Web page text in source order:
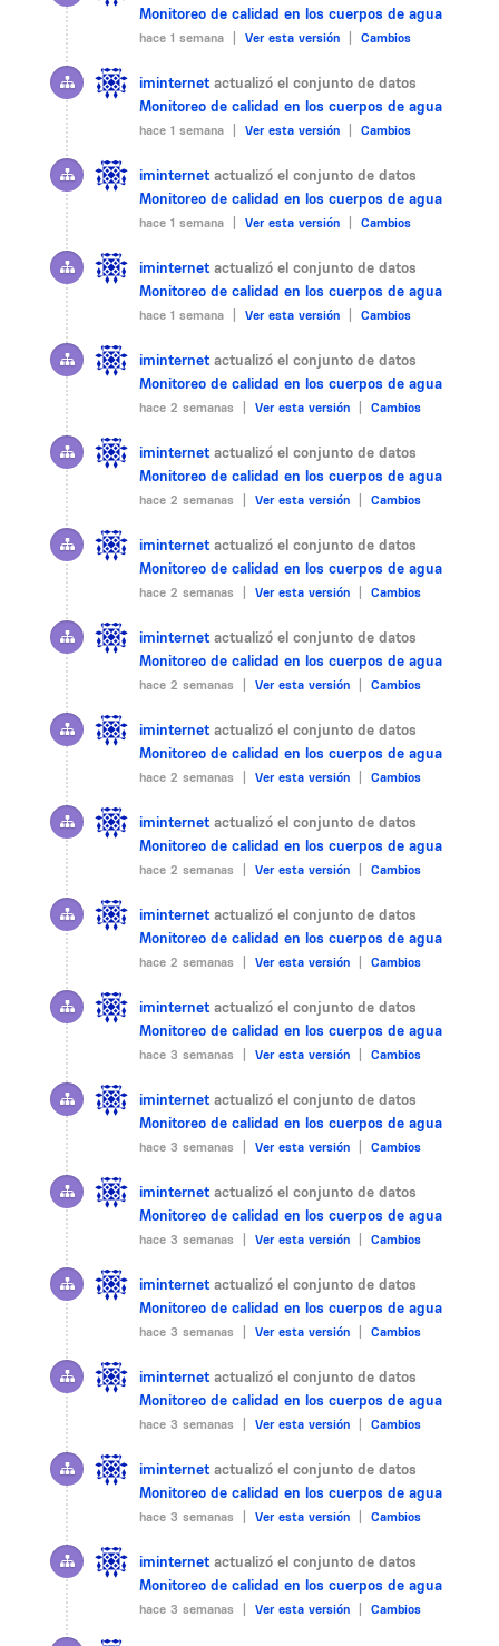
Monitoreo de calidad en los cuerpos de agua
hace 1 semana | Ver esta versión Cambios
iminternet actualizó el conjunto de datos
Monitoreo de calidad en los cuerpos de agua
hace 1 semana | Ver esta versión Cambios
iminternet actualizó el conjunto de datos
Monitoreo de calidad en los cuerpos de agua
hace 1 semana | Ver esta versión Cambios
iminternet actualizó el conjunto de datos
Monitoreo de calidad en los cuerpos de agua
hace 1 semana | Ver esta versión Cambios
iminternet actualizó el conjunto de datos
Monitoreo de calidad en los cuerpos de agua
hace 2 semanas | Ver esta versión Cambios
iminternet actualizó el conjunto de datos
Monitoreo de calidad en los cuerpos de agua
hace 2 semanas | Ver esta versión Cambios
iminternet actualizó el conjunto de datos
Monitoreo de calidad en los cuerpos de agua
hace 2 semanas | Ver esta versión Cambios
iminternet actualizó el conjunto de datos
Monitoreo de calidad en los cuerpos de agua
hace 2 semanas | Ver esta versión Cambios
iminternet actualizó el conjunto de datos
Monitoreo de calidad en los cuerpos de agua
hace 2 semanas | Ver esta versión Cambios
iminternet actualizó el conjunto de datos
Monitoreo de calidad en los cuerpos de agua
hace 2 semanas | Ver esta versión Cambios
iminternet actualizó el conjunto de datos
Monitoreo de calidad en los cuerpos de agua
hace 2 semanas | Ver esta versión Cambios
iminternet actualizó el conjunto de datos
Monitoreo de calidad en los cuerpos de agua
hace 3 semanas | Ver esta versión Cambios
iminternet actualizó el conjunto de datos
Monitoreo de calidad en los cuerpos de agua
hace 3 semanas | Ver esta versión Cambios
iminternet actualizó el conjunto de datos
Monitoreo de calidad en los cuerpos de agua
hace 3 semanas | Ver esta versión Cambios
iminternet actualizó el conjunto de datos
Monitoreo de calidad en los cuerpos de agua
hace 3 semanas | Ver esta versión Cambios
iminternet actualizó el conjunto de datos
Monitoreo de calidad en los cuerpos de agua
hace 3 semanas | Ver esta versión Cambios
iminternet actualizó el conjunto de datos
Monitoreo de calidad en los cuerpos de agua
hace 3 semanas | Ver esta versión Cambios
iminternet actualizó el conjunto de datos
Monitoreo de calidad en los cuerpos de agua
hace 3 semanas | Ver esta versión Cambios